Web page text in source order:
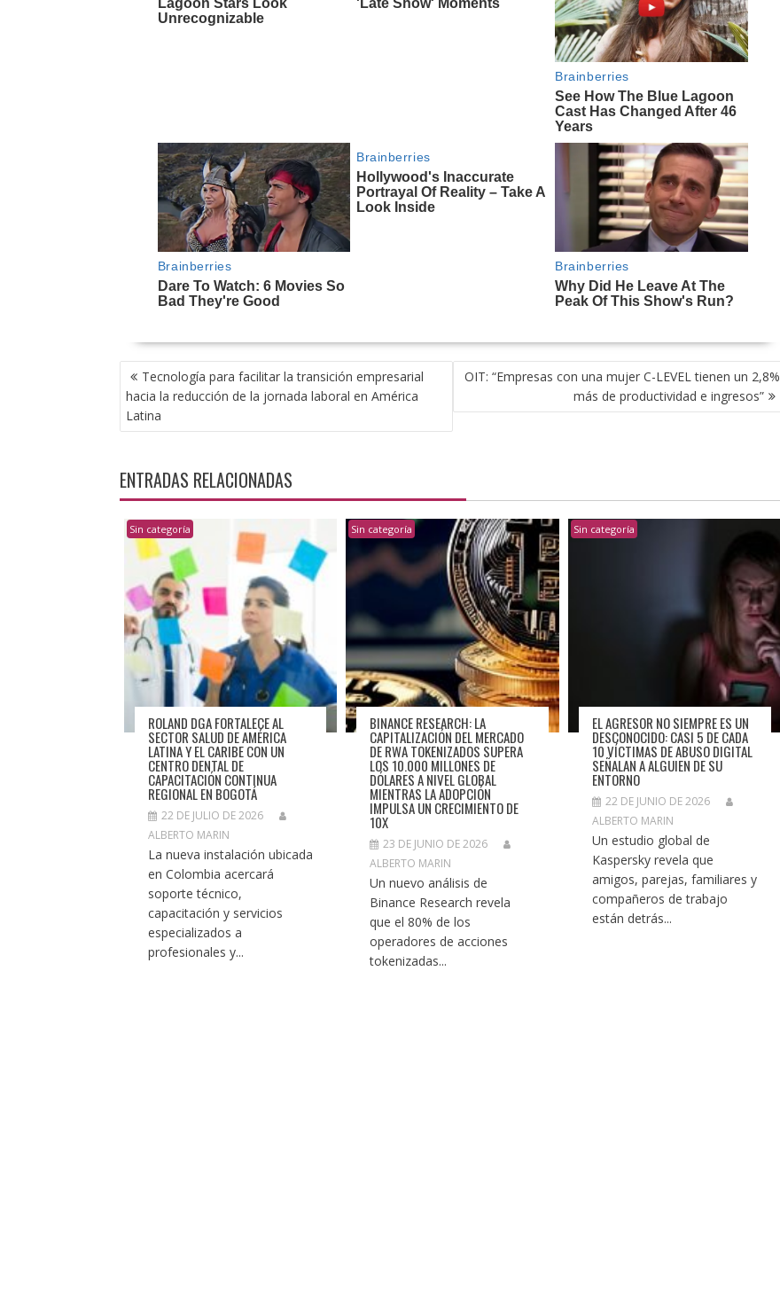
NAVEGACIÓN
DE
ENTRADAS
Tecnología para facilitar la transición empresarial
hacia la reducción de la jornada laboral en América
Latina
OIT: “Empresas con una mujer C-LEVEL tienen un 2,8%
más de productividad e ingresos”
ENTRADAS RELACIONADAS
Sin categoría
ROLAND DGA FORTALECE AL
SECTOR SALUD DE AMÉRICA
LATINA Y EL CARIBE CON UN
CENTRO DENTAL DE
CAPACITACIÓN CONTINUA
REGIONAL EN BOGOTÁ
22 DE JULIO DE 2026
ALBERTO MARIN
La nueva instalación ubicada
en Colombia acercará
soporte técnico,
capacitación y servicios
especializados a
profesionales y...
Sin categoría
BINANCE RESEARCH: LA
CAPITALIZACIÓN DEL MERCADO
DE RWA TOKENIZADOS SUPERA
LOS 10.000 MILLONES DE
DÓLARES A NIVEL GLOBAL
MIENTRAS LA ADOPCIÓN
IMPULSA UN CRECIMIENTO DE
10X
23 DE JUNIO DE 2026
ALBERTO MARIN
Un nuevo análisis de
Binance Research revela
que el 80% de los
operadores de acciones
tokenizadas...
Sin categoría
EL AGRESOR NO SIEMPRE ES UN
DESCONOCIDO: CASI 5 DE CADA
10 VÍCTIMAS DE ABUSO DIGITAL
SEÑALAN A ALGUIEN DE SU
ENTORNO
22 DE JUNIO DE 2026
ALBERTO MARIN
Un estudio global de
Kaspersky revela que
amigos, parejas, familiares y
compañeros de trabajo
están detrás...